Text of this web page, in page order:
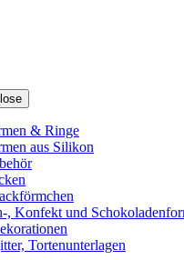
& Ringe
aus Silikon
, Konfekt und
Tortenunterlagen